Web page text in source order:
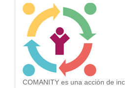
COMANITY es una acción de